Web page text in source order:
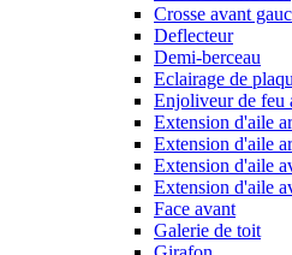
Crosse avant
Deflecteur
Demi-berceau
Eclairage de
Enjoliveur de feu
Extension d'aile
Extension d'aile
Extension d'aile
Extension d'aile
Face avant
Galerie de toit